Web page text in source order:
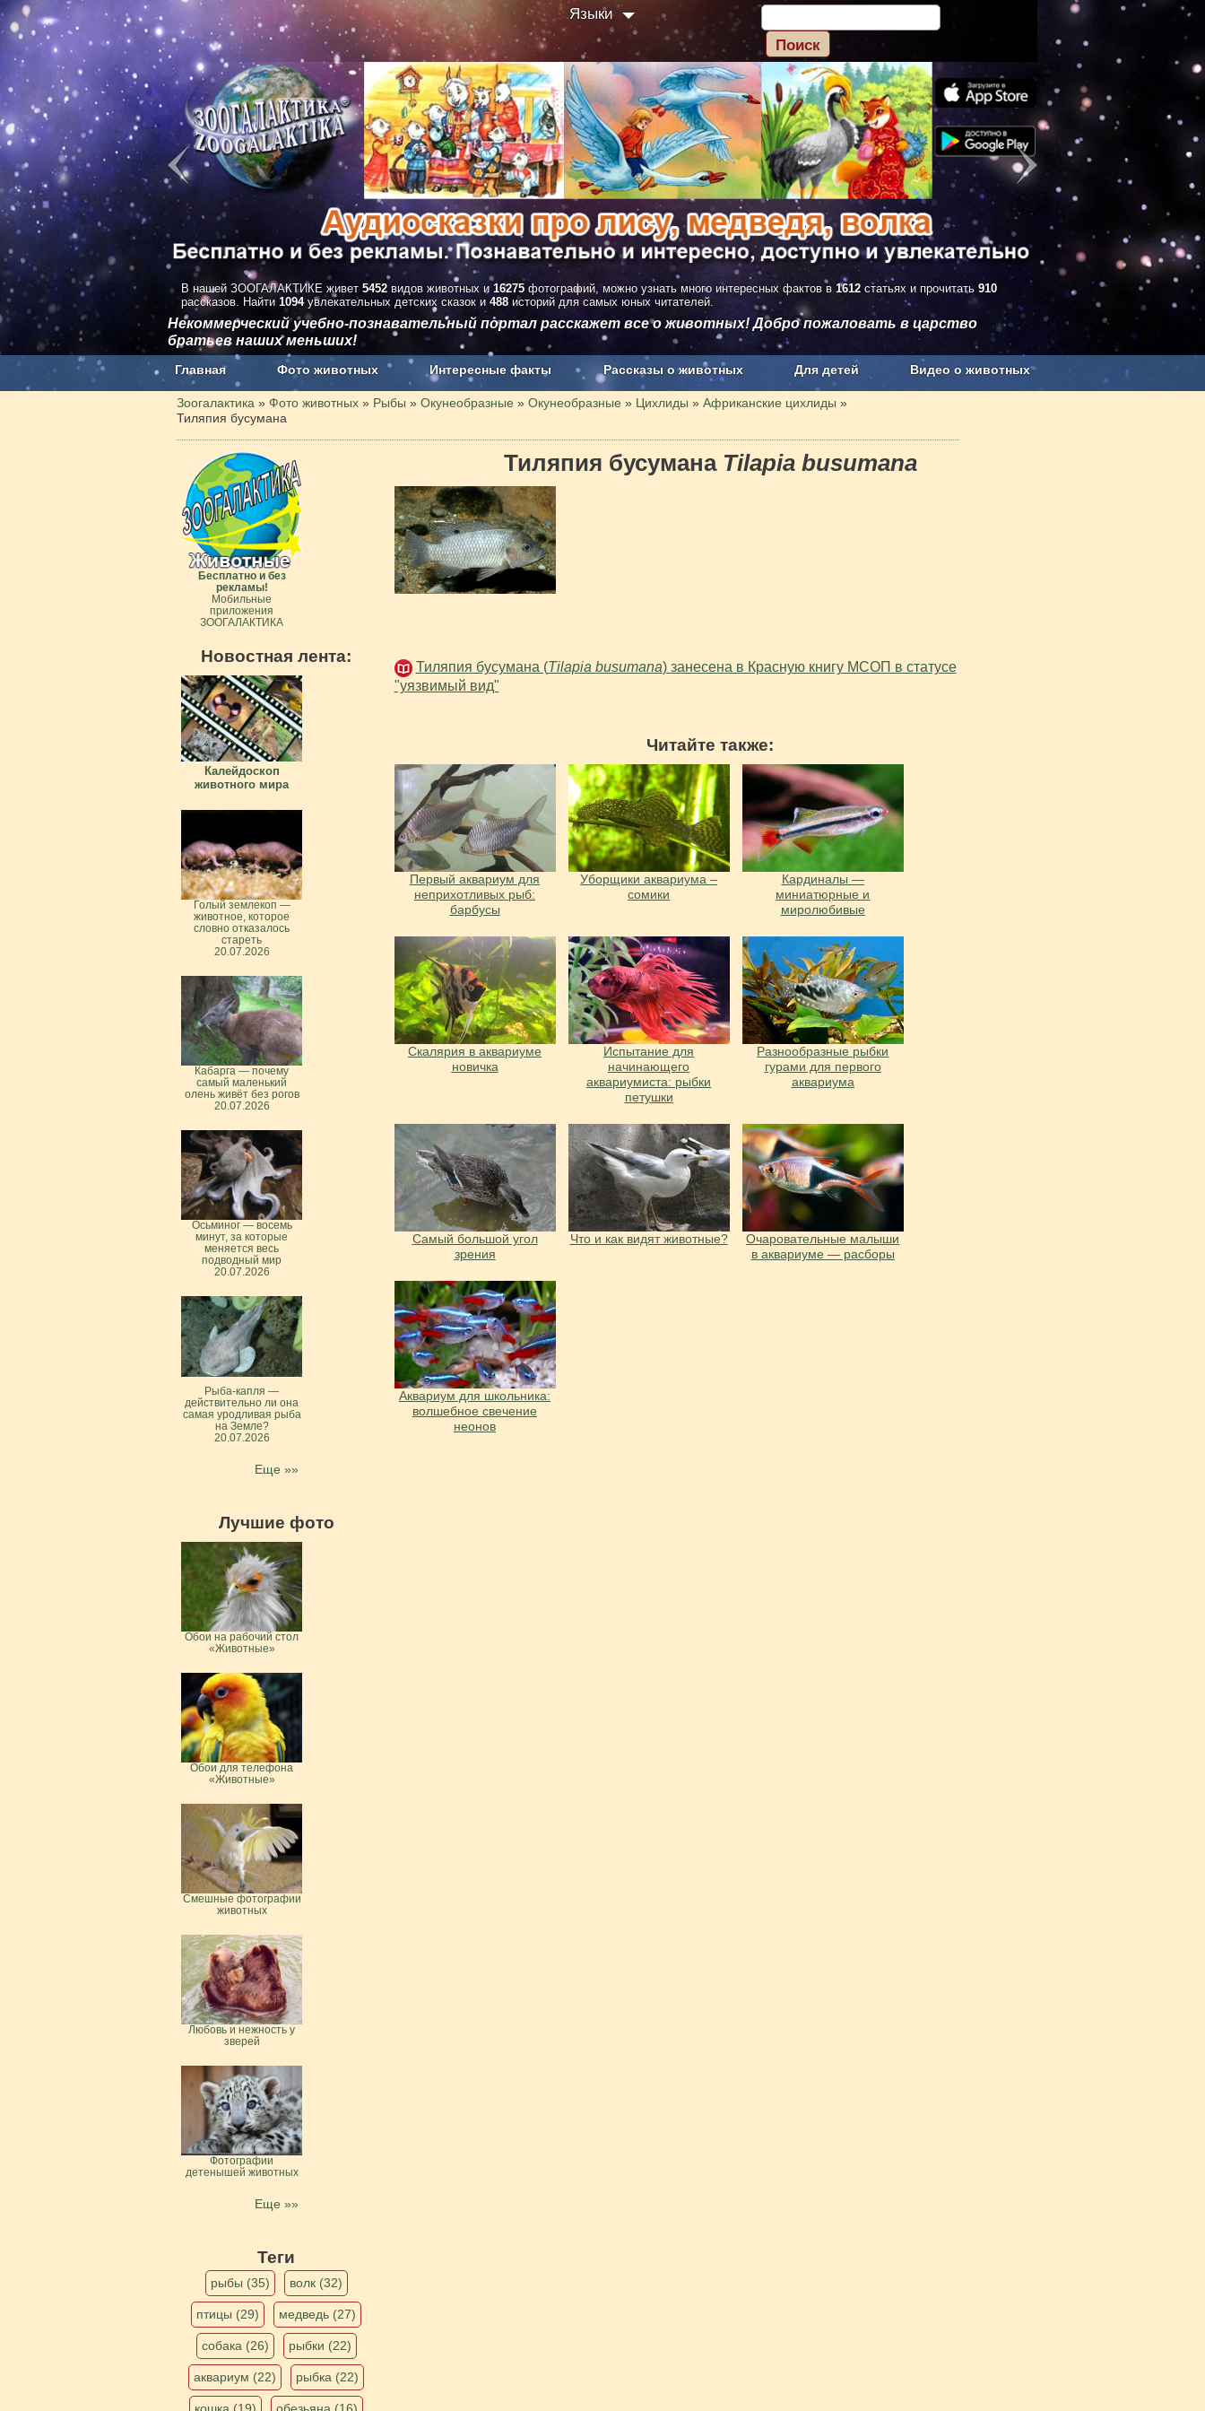
Языки
В нашей ЗООГАЛАКТИКЕ живет 5452 видов животных и 16275 фотографий, можно узнать много интересных фактов в 1612 статьях и прочитать 910
рассказов. Найти 1094увлекательных детских сказок и 488 историй для самых юных читателей.
Некоммерческий учебно-познавательный портал расскажет все о животных! Добро пожаловать в царство
братьев наших меньших!
Главная Фото животных Интересные факты Рассказы о животных Для детей Видео о животных
Наши приложения. Бесплатно и без рекламы О проекте
Зоогалактика » Фото животных » Рыбы » Окунеобразные » Окунеобразные » Цихлиды » Африканские цихлиды »
Тиляпия бусумана
Тиляпия бусумана Tilapia busumana
Тиляпия бусумана (Tilapia busumana) занесена в Красную книгу МСОП в статусе
"уязвимый вид"
Читайте также:
Первый аквариум для
неприхотливых рыб:
барбусы
Уборщики аквариума –
сомики
Кардиналы —
миниатюрные и
миролюбивые
Скалярия в аквариуме
новичка
Испытание для
начинающего
аквариумиста: рыбки
петушки
Разнообразные рыбки
гурами для первого
аквариума
Cамый большой угол
зрения
Что и как видят животные?
Очаровательные малыши
в аквариуме — расборы
Аквариум для школьника:
волшебное свечение
неонов
Бесплатно и без
рекламы!
Мобильные
приложения
ЗООГАЛАКТИКА
Новостная лента:
Калейдоскоп
животного мира
Голый землекоп —
животное, которое
словно отказалось
стареть
20.07.2026
Кабарга — почему
самый маленький
олень живёт без рогов
20.07.2026
Осьминог — восемь
минут, за которые
меняется весь
подводный мир
20.07.2026
Рыба-капля —
действительно ли она
самая уродливая рыба
на Земле?
20.07.2026
Еще »»
Лучшие фото
Обои на рабочий стол
«Животные»
Обои для телефона
«Животные»
Смешные фотографии
животных
Любовь и нежность у
зверей
Фотографии
детенышей животных
Еще »»
Теги
рыбы (35) волк (32)
птицы (29) медведь (27)
собака (26) рыбки (22)
аквариум (22) рыбка (22)
кошка (19) обезьяна (16)